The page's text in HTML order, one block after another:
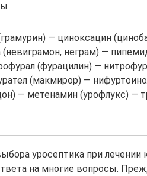
— циноксацин
неграм) —
(фурацилин) —
(макмирор) —
— метенамин (урофлукс) —
уросептика при лечении
на многие вопросы.